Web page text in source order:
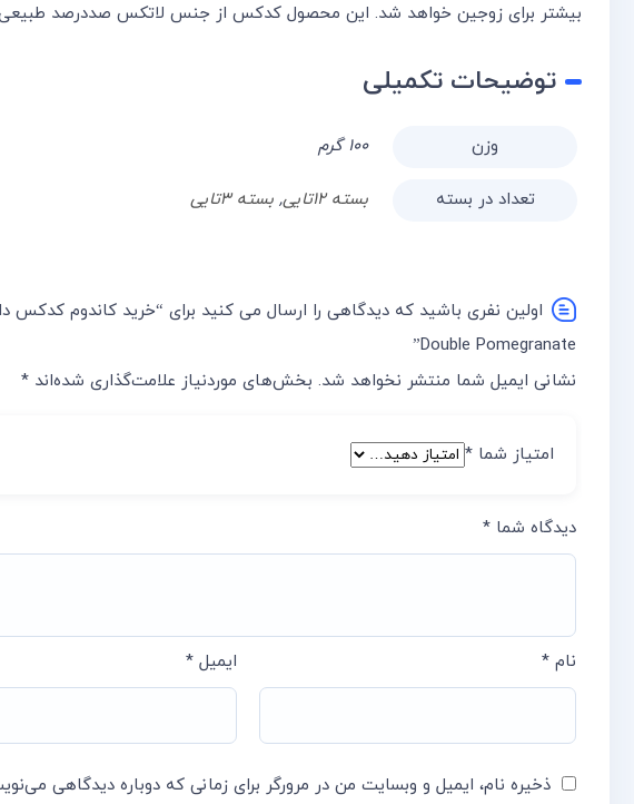
بیشتر برای زوجین خواهد شد. این محصول کدکس از جنس لاتکس صددرصد طبیعی
توضیحات تکمیلی
وزن ۱۰۰ گرم
تعداد در بسته بسته ۱۲تایی , بسته ۳تایی
اولین نفری باشید که دیدگاهی را ارسال می کنید برای “خرید کاندوم کدکس
Double Pomegranate”
نشانی ایمیل شما منتشر نخواهد شد. بخش‌های موردنیاز علامت‌گذاری شده‌اند *
امتیاز شما *
دیدگاه شما *
نام * ایمیل *
ذخیره نام، ایمیل و وبسایت من در مرورگر برای زمانی که دوباره دیدگاهی